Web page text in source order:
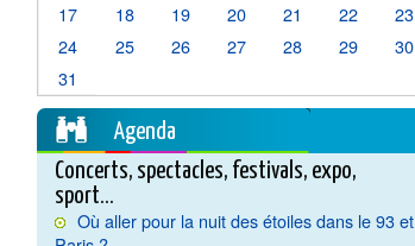
17
18 19 20 21 22
23
24
25 26 27 28 29
30
31
Agenda
Concerts, spectacles, festivals, expo,
sport...
Où aller pour la nuit des étoiles dans le 93 et